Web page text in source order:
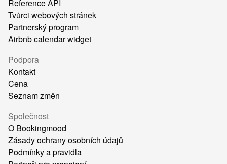
Reference API
Tvůrci webových stránek
Partnerský program
Airbnb calendar widget
Podpora
Kontakt
Cena
Seznam změn
Společnost
O Bookingmood
Zásady ochrany osobních údajů
Podmínky a pravidla